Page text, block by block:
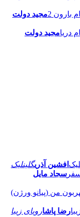
مجید دولت
مجید دولت
افشین آذریگلینلیک
سجاد مایل
رضا پاشارویای زیبا